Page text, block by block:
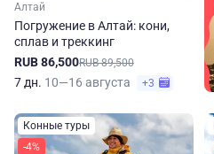
Алтай
Погружение в Алтай: кони,
сплав и треккинг
RUB 86,500RUB 89,500
7 дн. 10—16 августа +3
Конные туры
-4%